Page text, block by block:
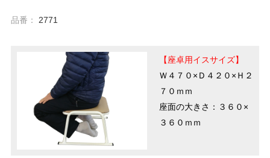
品番： 2771
【座卓用イスサイズ】
Ｗ４７０×Ｄ４２０×Ｈ２
７０ｍｍ
座面の大きさ：３６０×
３６０ｍｍ